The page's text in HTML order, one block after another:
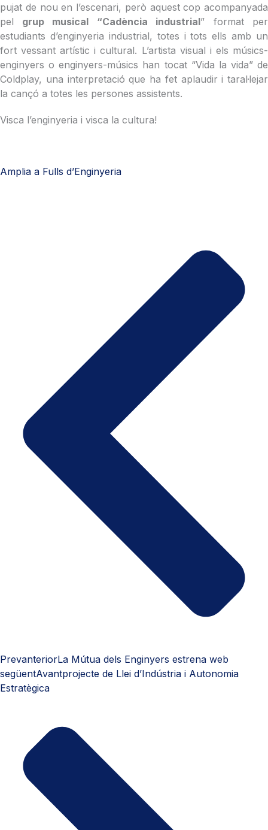
pujat de nou en l’escenari, però aquest cop acompanyada
pel grup musical “Cadència industrial” format per
estudiants d’enginyeria industrial, totes i tots ells amb un
fort vessant artístic i cultural. L’artista visual i els músics-
enginyers o enginyers-músics han tocat “Vida la vida” de
Coldplay, una interpretació que ha fet aplaudir i taral·lejar
la cançó a totes les persones assistents.
Visca l’enginyeria i visca la cultura!
Amplia a Fulls d’Enginyeria
PrevanteriorLa Mútua dels Enginyers estrena web
següentAvantprojecte de Llei d’Indústria i Autonomia
Estratègica